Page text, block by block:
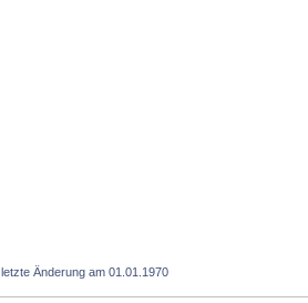
letzte Änderung am 01.01.1970